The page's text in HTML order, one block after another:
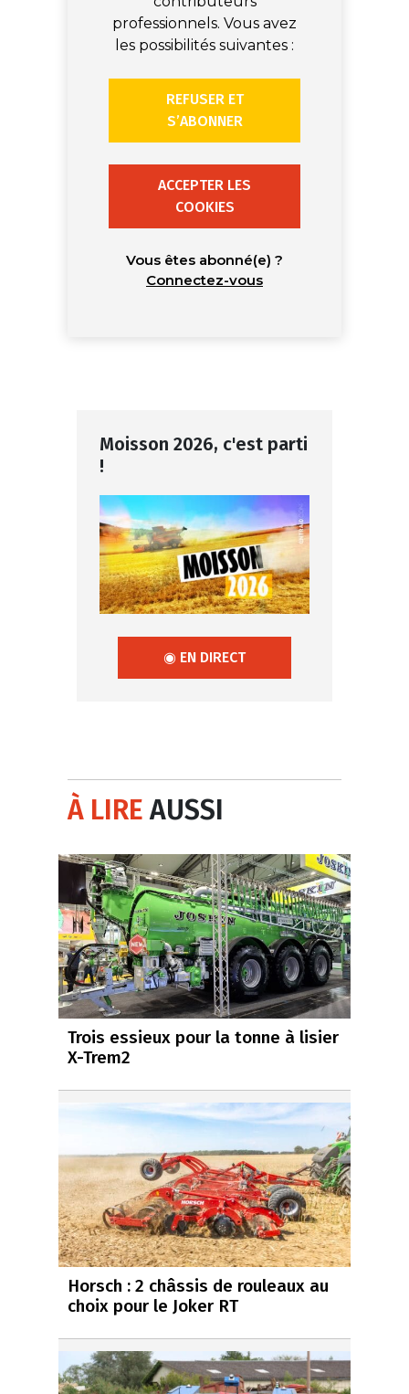
professionnels. Vous avez
les possibilités suivantes :
REFUSER ET
S’ABONNER
ACCEPTER LES
COOKIES
Vous êtes abonné(e) ?
Connectez-vous
Moisson 2026, c'est parti
!
◉ EN DIRECT
À LIREAUSSI
Trois essieux pour la tonne à lisier
X-Trem2
Horsch : 2 châssis de rouleaux au
choix pour le Joker RT